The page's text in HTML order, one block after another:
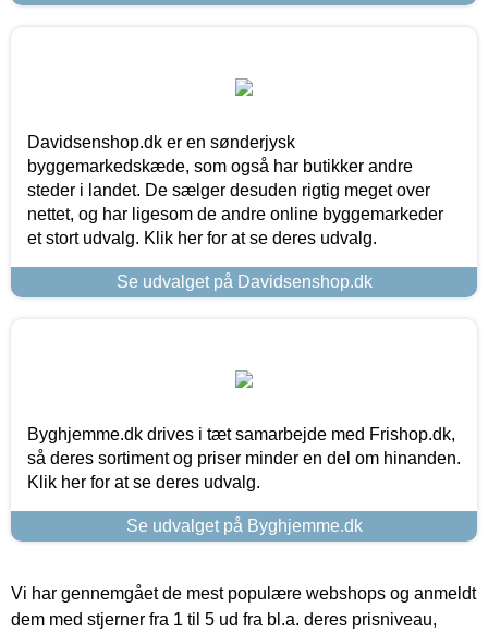
Davidsenshop.dk er en sønderjysk
byggemarkedskæde, som også har butikker andre
steder i landet. De sælger desuden rigtig meget over
nettet, og har ligesom de andre online byggemarkeder
et stort udvalg. Klik her for at se deres udvalg.
Se udvalget på Davidsenshop.dk
Byghjemme.dk drives i tæt samarbejde med Frishop.dk,
så deres sortiment og priser minder en del om hinanden.
Klik her for at se deres udvalg.
Se udvalget på Byghjemme.dk
Vi har gennemgået de mest populære webshops og anmeldt
dem med stjerner fra 1 til 5 ud fra bl.a. deres prisniveau,